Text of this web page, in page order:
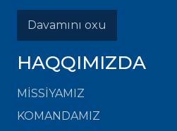
Davamını oxu
HAQQIMIZDA
MISSIYAMIZ
KOMANDAMIZ